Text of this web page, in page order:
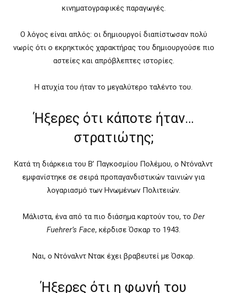
κινηματογραφικές παραγωγές.
Ο λόγος είναι απλός: οι δημιουργοί διαπίστωσαν πολύ
νωρίς ότι ο εκρηκτικός χαρακτήρας του δημιουργούσε πιο
αστείες και απρόβλεπτες ιστορίες.
Η ατυχία του ήταν το μεγαλύτερο ταλέντο του.
Ήξερες ότι κάποτε ήταν…
στρατιώτης;
Κατά τη διάρκεια του Β’ Παγκοσμίου Πολέμου, ο Ντόναλντ
εμφανίστηκε σε σειρά προπαγανδιστικών ταινιών για
λογαριασμό των Ηνωμένων Πολιτειών.
Μάλιστα, ένα από τα πιο διάσημα καρτούν του, το Der
Fuehrer’s Face, κέρδισε Όσκαρ το 1943.
Ναι, ο Ντόναλντ Ντακ έχει βραβευτεί με Όσκαρ.
Ήξερες ότι η φωνή του